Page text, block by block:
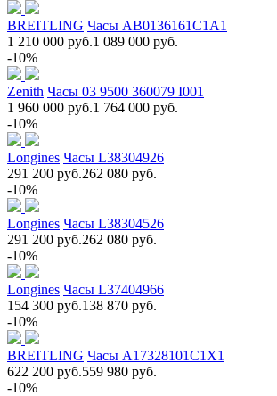
BREITLING Часы AB0136161C1A1
1 210 000 руб.1 089 000 руб.
-10%
Zenith Часы 03 9500 360079 I001
1 960 000 руб.1 764 000 руб.
-10%
Longines Часы L38304926
291 200 руб.262 080 руб.
-10%
Longines Часы L38304526
291 200 руб.262 080 руб.
-10%
Longines Часы L37404966
154 300 руб.138 870 руб.
-10%
BREITLING Часы A17328101C1X1
622 200 руб.559 980 руб.
-10%